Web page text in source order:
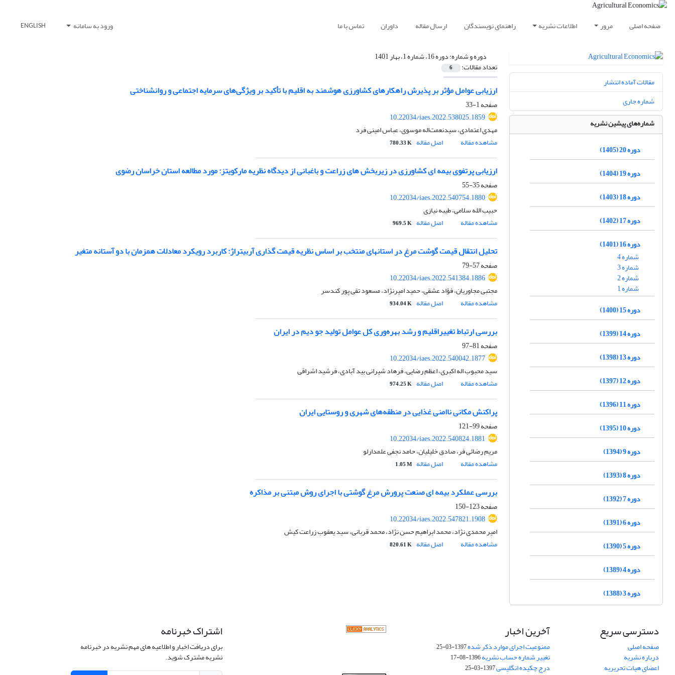
صفحه اصلی مرور اطلاعات نشریه راهنمای نویسندگان ارسال مقاله داوران تماس با ما ورود به سامانه ENGLISH
دوره و شماره:دوره 16، شماره 1، بهار 1401
تعداد مقالات: 6
ارزیابی عوامل مؤثر بر پذیرش راهکارهای کشاورزی هوشمند به اقلیم با تأکید بر ویژگی‌های سرمایه اجتماعی و روانشناختی
صفحه1-33
10.22034/iaes.2022.538025.1859
مهدی اعتمادی، سیدنعمت‌اله موسوی، عباس امینی فرد
مشاهده مقاله
اصل مقاله 780.33 K
ارزیابی پرتفوی بیمه ای کشاورزی در زیربخش های زراعت و باغبانی از دیدگاه نظریه مارکویتز: مورد مطالعه استان خراسان رضوی
صفحه35-55
10.22034/iaes.2022.540754.1880
حبیب الله سلامی، طیبه نیازی
مشاهده مقاله
اصل مقاله 969.5 K
تحلیل انتقال قیمت گوشت مرغ در استانهای منتخب بر اساس نظریه قیمت گذاری آربیتراژ: کاربرد رویکرد معادلات همزمان با دو آستانه متغیر
صفحه57-79
10.22034/iaes.2022.541384.1886
مجتبی مجاوریان، فؤاد عشقی، حمید امیرنژاد، مسعود تقی پور کندسر
مشاهده مقاله
اصل مقاله 934.04 K
بررسی ارتباط تغییراقلیم و رشد بهره‌وری کل عوامل تولید جو دیم در ایران
صفحه81-97
10.22034/iaes.2022.540042.1877
سید محبوب اله اکبری، اعظم رضایی، فرهاد شیرانی بید آبادی، فرشید اشراقی
مشاهده مقاله
اصل مقاله 974.25 K
پراکنش مکانی ناامنی غذایی در منطقه‌های شهری و روستایی ایران
صفحه99-121
10.22034/iaes.2022.540824.1881
مریم رضائی فر، صادق خلیلیان، حامد نجفی علمدارلو
مشاهده مقاله
اصل مقاله 1.05 M
بررسی عملکرد بیمه ای صنعت پرورش مرغ گوشتی با اجرای روش مبتنی بر مذاکره
صفحه123-150
10.22034/iaes.2022.547821.1908
امیر محمدی نژاد، محمد ابراهیم حسن نژاد، محمد قربانی، سید یعقوب زراعت کیش
مشاهده مقاله
اصل مقاله 820.61 K
مقالات آماده انتشار
شماره جاری
شماره‌های پیشین نشریه
دوره 20 (1405)
دوره 19 (1404)
دوره 18 (1403)
دوره 17 (1402)
دوره 16 (1401)
شماره 4
شماره 3
شماره 2
شماره 1
دوره 15 (1400)
دوره 14 (1399)
دوره 13 (1398)
دوره 12 (1397)
دوره 11 (1396)
دوره 10 (1395)
دوره 9 (1394)
دوره 8 (1393)
دوره 7 (1392)
دوره 6 (1391)
دوره 5 (1390)
دوره 4 (1389)
دوره 3 (1388)
دسترسی سریع
صفحه اصلی
درباره نشریه
اعضای هیات تحریریه
آخرین اخبار
ممنوعیت اجرای موارد ذکر شده1397-03-25
تغییر شماره حساب نشریه1396-08-17
درج چکیده انگلیسی1397-03-25
اشتراک خبرنامه
برای دریافت اخبار و اطلاعیه های مهم نشریه در خبرنامه
نشریه مشترک شوید.